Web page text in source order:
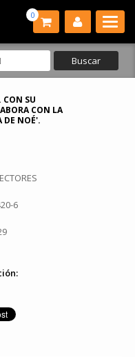
0
CON SU
CON LA
DE NOÉ'.
6